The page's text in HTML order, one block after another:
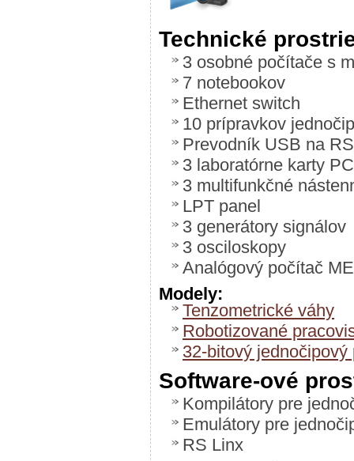
Technické
3 osobné počítače s
7 notebookov
Ethernet switch
10 prípravkov
Prevodník USB na
3 laboratórne karty
3 multifunkčné
LPT panel
3 generátory signálov
3 osciloskopy
Analógový počítač
Modely:
Tenzometrické váhy
Robotizované
32-bitový jednočipový
Software-ové
Kompilátory pre
Emulátory pre
RS Linx